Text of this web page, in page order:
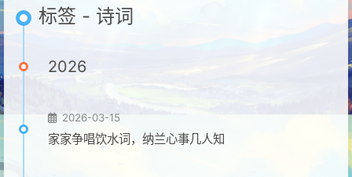
标签 - 诗词
2026
2026-03-15
家家争唱饮水词，纳兰心事几人知